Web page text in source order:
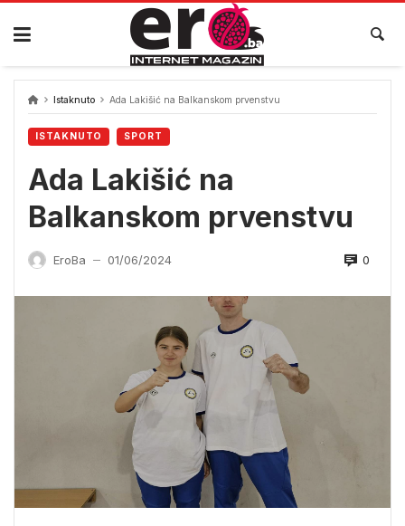
Skip
content
Istaknuto Ada Lakišić na Balkanskom prvenstvu
ISTAKNUTO SPORT
Ada Lakišić na
Balkanskom prvenstvu
EroBa — 01/06/2024 0